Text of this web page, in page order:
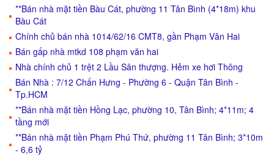
**Bán nhà mặt tiền Bàu Cát, phường 11 Tân Bình (4*18m) khu
Bàu Cát
Chính chủ bán nhà 1014/62/16 CMT8, gần Phạm Văn Hai
Bán gấp nhà mtkd 108 phạm văn hai
Nhà chính chủ 1 trệt 2 Lầu Sân thượng. Hẻm xe hơi Thông
Bán Nhà : 7/12 Chấn Hưng - Phường 6 - Quận Tân Bình -
Tp.HCM
**Bán nhà mặt tiền Hồng Lạc, phường 10, Tân Bình; 4*11m; 4
tầng mới
**Bán nhà mặt tiền Phạm Phú Thứ, phường 11 Tân Bình; 3*10m
- 6,6 tỷ